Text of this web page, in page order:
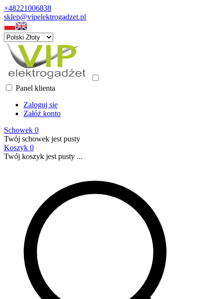
+48221006838
sklep@vipelektrogadzet.pl
Panel klienta
Zaloguj się
Załóż konto
Schowek 0
Twój schowek jest pusty
Koszyk 0
Twój koszyk jest pusty ...